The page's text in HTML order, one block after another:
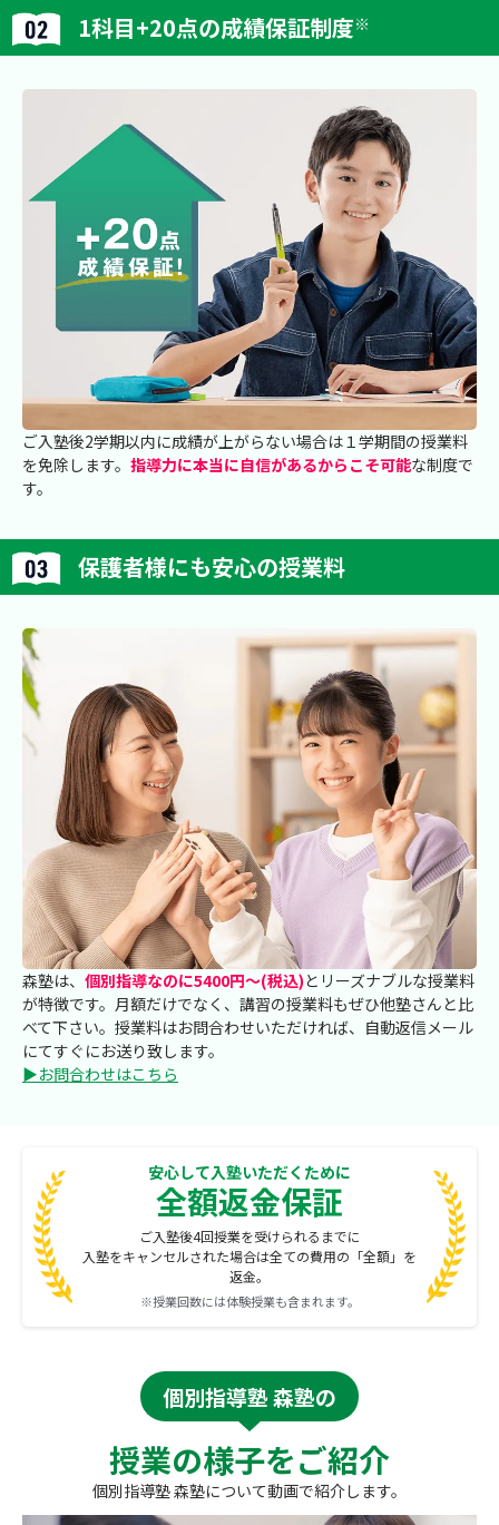
1科目+20点の成績保証制度※
ご入塾後2学期以内に成績が上がらない場合は１学期間の授業料
を免除します。 指導力に本当に自信があるからこそ可能な制度で
す。
保護者様にも安心の授業料
森塾は、 個別指導なのに5400円～(税込)とリーズナブルな授業料
が特徴です。月額だけでなく、講習の授業料もぜひ他塾さんと比
べて下さい。授業料はお問合わせいただければ、自動返信メール
にてすぐにお送り致します。
▶お問合わせはこちら
安心して入塾いただくために
全額返金保証
ご入塾後4回授業を受けられるまでに
入塾をキャンセルされた場合は全ての費用の「全額」を
返金。
※授業回数には体験授業も含まれます。
個別指導塾 森塾の
授業の様子をご紹介
個別指導塾 森塾について動画で紹介します。